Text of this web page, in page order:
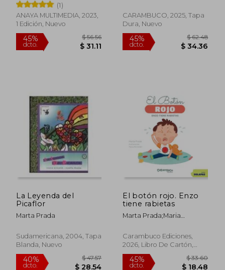
(1)
ANAYA MULTIMEDIA, 2023,
1 Edición, Nuevo
dcto. $ 31.11
CARAMBUCO, 2025, Tapa
Dura, Nuevo
dcto.
La Leyenda del
Picaflor
Marta Prada
Sudamericana, 2004, Tapa
Blanda, Nuevo
El botón rojo. Enzo
tiene rabietas
Marta Prada;Maria
Carambuco Ediciones,
2026, Libro De Cartón,
Nuevo